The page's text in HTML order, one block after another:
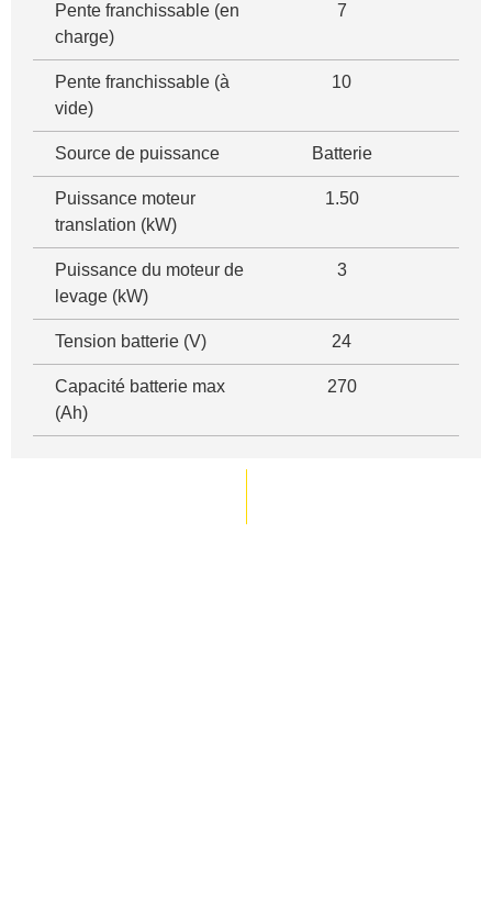
Pente franchissable (en
charge)
7
Pente franchissable (à
vide)
10
Source de puissance Batterie
Puissance moteur
translation (kW)
1.50
Puissance du moteur de
levage (kW)
3
Tension batterie (V) 24
Capacité batterie max
(Ah)
270